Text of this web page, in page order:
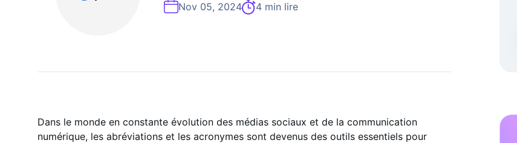
Nov 05, 2024 4 min lire
Dans le monde en constante évolution des médias sociaux et de la communication
numérique, les abréviations et les acronymes sont devenus des outils essentiels pour